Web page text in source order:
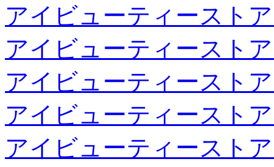
アイビューティースト
アイビューティースト
アイビューティースト
アイビューティースト
アイビューティースト